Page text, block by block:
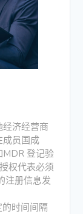
济经营商
成员国成
MDR 登记验
权代表必须
注册信息发
时间间隔